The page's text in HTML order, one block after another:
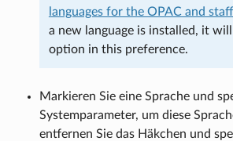
languages for the OPAC and
a new language is installed, it
option in this preference.
Markieren Sie eine Sprache und
Systemparameter, um diese
entfernen Sie das Häkchen und